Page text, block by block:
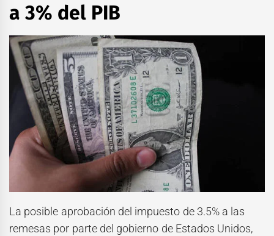
a 3% del PIB
La posible aprobación del impuesto de 3.5% a las
remesas por parte del gobierno de Estados Unidos,